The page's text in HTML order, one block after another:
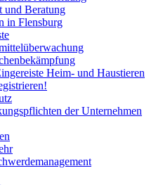
und Beratung
in Flensburg
Heim- und Haustieren
der Unternehmen